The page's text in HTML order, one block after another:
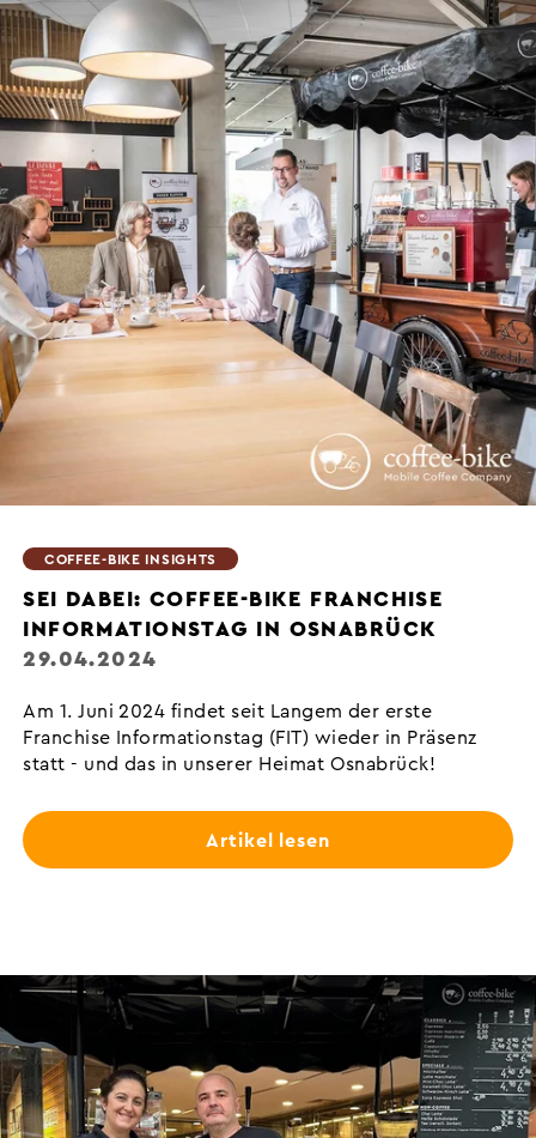
COFFEE-BIKE INSIGHTS
SEI DABEI: COFFEE-BIKE FRANCHISE
INFORMATIONSTAG IN OSNABRÜCK
29.04.2024
Am 1. Juni 2024 findet seit Langem der erste
Franchise Informationstag (FIT) wieder in Präsenz
statt - und das in unserer Heimat Osnabrück!
Artikel lesen